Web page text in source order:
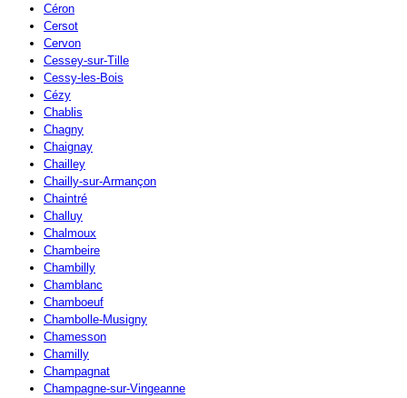
Céron
Cersot
Cervon
Cessey-sur-Tille
Cessy-les-Bois
Cézy
Chablis
Chagny
Chaignay
Chailley
Chailly-sur-Armançon
Chaintré
Challuy
Chalmoux
Chambeire
Chambilly
Chamblanc
Chamboeuf
Chambolle-Musigny
Chamesson
Chamilly
Champagnat
Champagne-sur-Vingeanne